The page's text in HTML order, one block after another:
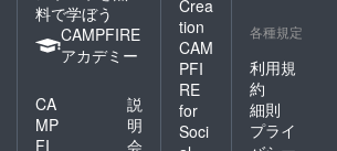
料で学ぼう
CAMPFIRE
アカデミー
CA
MP
FI
説
明
会
Crea
tion
CAM
PFI
RE
for
Soci
各種規定
利用規
約
細則
プライ